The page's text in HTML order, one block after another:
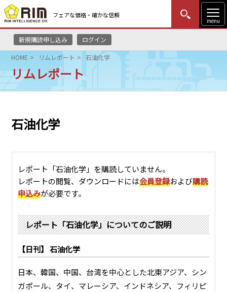
フェアな価格・確かな信頼
menu
新規購読申し込み ログイン
MENU
更新 はじめての方
HOME
リムレポート
研修・セミナー
コンサルティング
PRA原則
Q & A
会社概要
お問い合わせ
English Website
瑞姆亜太能源諮問(北京)
Rim Energy Media(韓国語)
HOME リムレポート 石油化学
リムレポート
石油化学
レポート「石油化学」を購読していません。
レポートの閲覧、ダウンロードには会員登録および購読
申込みが必要です。
レポート「石油化学」についてのご説明
【日刊】 石油化学
日本、韓国、中国、台湾を中心とした北東アジア、シン
ガポール、タイ、マレーシア、インドネシア、フィリピ